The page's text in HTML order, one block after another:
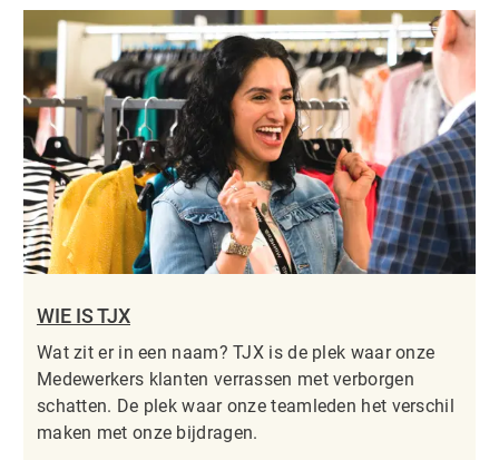
WIE IS TJX
Wat zit er in een naam? TJX is de plek waar onze
Medewerkers klanten verrassen met verborgen
schatten. De plek waar onze teamleden het verschil
maken met onze bijdragen.